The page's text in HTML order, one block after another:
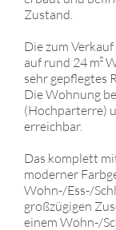
Zustand.
Die zum
auf rund 24 m²
sehr gepflegtes
Die Wohnung
(Hochparterre)
erreichbar.
Das komplett
moderner
Wohn-/Ess-/
großzügigen
einem Wohn-/